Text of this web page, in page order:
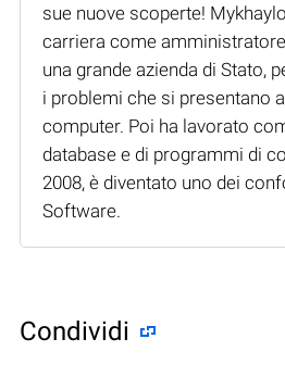
sue nuove scoperte!
carriera come
una grande azienda di Stato,
i problemi che si presentano
computer. Poi ha lavorato
database e di programmi di
2008, è diventato uno dei
Software.
Condividi